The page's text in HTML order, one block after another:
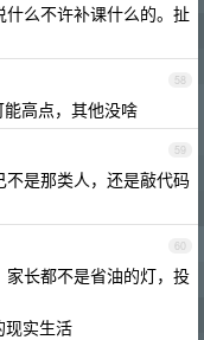
么不许补课什么的。扯
58
高点，其他没啥
59
是那类人，还是敲代码
60
长都不是省油的灯，投
现实生活